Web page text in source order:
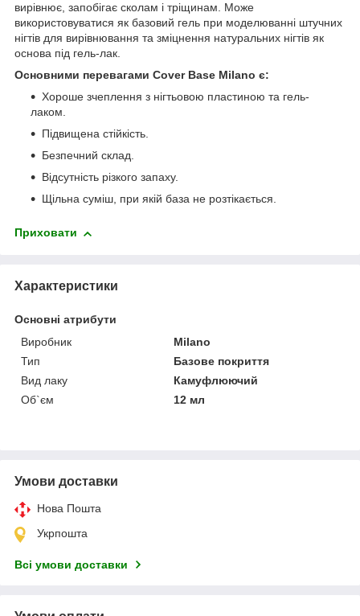
вирівнює, запобігає сколам і тріщинам. Може
використовуватися як базовий гель при моделюванні штучних
нігтів для вирівнювання та зміцнення натуральних нігтів як
основа під гель-лак.
Основними перевагами Cover Base Milano є:
Хороше зчеплення з нігтьовою пластиною та гель-
лаком.
Підвищена стійкість.
Безпечний склад.
Відсутність різкого запаху.
Щільна суміш, при якій база не розтікається.
Приховати
Характеристики
Основні атрибути
Виробник
Milano
Тип
Базове покриття
Вид лаку
Камуфлюючий
Об`єм
12 мл
Умови доставки
Нова Пошта
Укрпошта
Всі умови доставки